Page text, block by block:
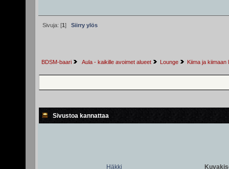
Sivuja: [1] Siirry ylös
BDSM-baari Aula - kaikille avoimet alueet Lounge Kiima ja
Sivustoa kannattaa
Häkki